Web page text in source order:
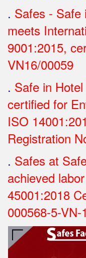
. Safes - Safe
meets
9001:2015,
VN16/00059
. Safe in
certified for
ISO
Registration
. Safes at
achieved
45001:2018
000568-5-VN-